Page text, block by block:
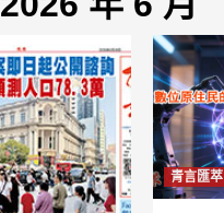
青言匯萃